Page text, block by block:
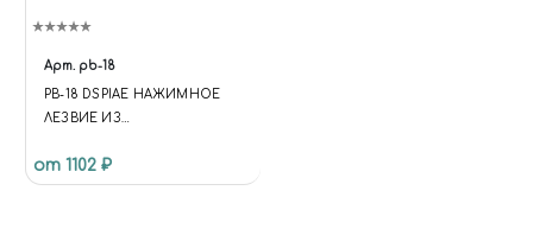
Арт. pb-18
PB-18 DSPIAE НАЖИМНОЕ
ЛЕЗВИЕ ИЗ
ММ
от 1102 ₽